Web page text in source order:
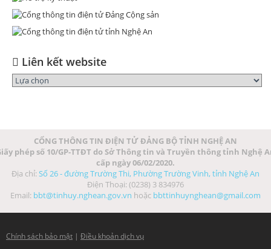
Liên kết website
CỔNG THÔNG TIN ĐIỆN TỬ ĐẢNG BỘ TỈNH NGHỆ AN
phép số 10/GP-TTĐT do Sở Thông tin và Truyền thông tỉnh Nghệ
cấp ngày 06/02/2020.
Địa chỉ: Số 26 - đường Trường Thi, Phường Trường Vinh, tỉnh Nghệ An
Điện Thoại: (0238) 3 834976
Email: bbt@tinhuy.nghean.gov.vn hoặc bbttinhuynghean@gmail.com
Chính sách bảo mật | Điều khoản dịch vụ